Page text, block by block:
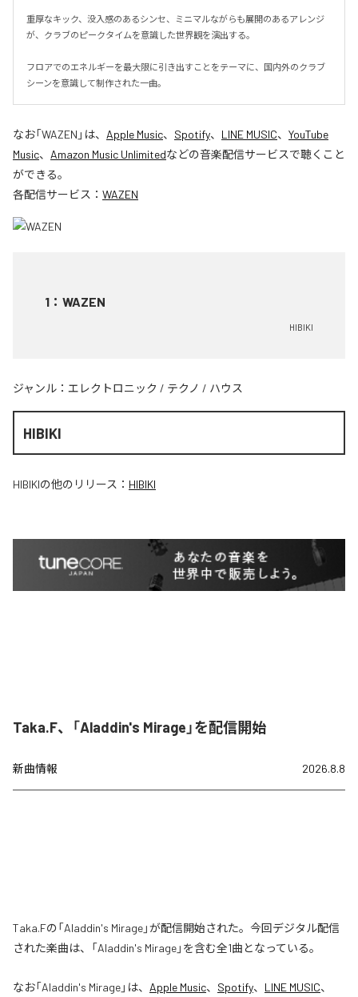
重厚なキック、没入感のあるシンセ、ミニマルながらも展開のあるアレンジ
が、クラブのピークタイムを意識した世界観を演出する。
フロアでのエネルギーを最大限に引き出すことをテーマに、国内外のクラブ
シーンを意識して制作された一曲。
なお「WAZEN 」は、 Apple Music、 Spotify、 LINE MUSIC、 YouTube
Music、 Amazon Music Unlimitedなどの音楽配信サービスで聴くこと
ができる。
各配信サービス： WAZEN
1 ： WAZEN
HIBIKI
ジャンル： エレクトロニック / テクノ / ハウス
HIBIKI
HIBIKIの他のリリース： HIBIKI
Taka.F、「Aladdin's Mirage」を配信開始
新曲情報 2026.8.8
Taka.Fの「Aladdin's Mirage」が配信開始された。今回デジタル配信
された楽曲は、「Aladdin's Mirage」を含む全1曲となっている。
なお「Aladdin's Mirage」は、 Apple Music、 Spotify、 LINE MUSIC、